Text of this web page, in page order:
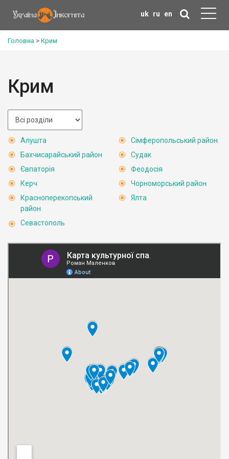
uk ru en
Головна > Крим
Крим
Алушта
Бахчисарайський район
Євпаторія
Керч
Красноперекопський
район
Севастополь
Сімферопольський район
Судак
Феодосія
Чорноморський район
Ялта